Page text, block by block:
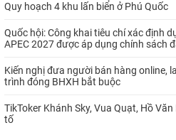
Quy hoạch 4 khu lấn biển ở Phú Quốc
Quốc hội: Công khai tiêu chí xác định
APEC 2027 được áp dụng chính sách
Kiến nghị đưa người bán hàng online,
trình đóng BHXH bắt buộc
TikToker Khánh Sky, Vua Quạt, Hồ
tố